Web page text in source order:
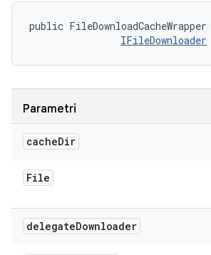
public
IFileDownloader
Parametri
cacheDir
File
delegateDownloader